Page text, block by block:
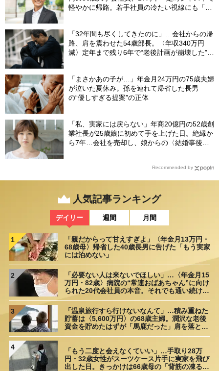
軽やかに帰路。若手社員の冷たい視線にも「だ
「32年間も尽くしてきたのに」…会社からの帰
路、肩を震わせた54歳部長。〈年収340万円
減〉定年まで残り6年で“老後計画が崩壊した”ワ
「まさかあの子が…」年金月24万円の75歳夫婦
が泣いた夏休み。孫を連れて帰省した長男
の“優しすぎる提案”の正体
「私、実家には戻らない」年商20億円の52歳創
業社長が25歳娘に初めて手を上げた日。絶縁か
ら7年…会社を売却し、娘からの〈結婚事後報
Recommended by
人気記事ランキング
デイリー 週間 月間
1
「親だからって甘えすぎよ」〈年金月13万円・
68歳母〉帰省した40歳長男に告げた「もう実家
には泊めない」
2
「必要ない人は来ないでほしい」…〈年金月15
万円・82歳〉病院の“常連おばあちゃん”に向け
られた20代会社員の本音。それでも通い続ける
3
「温泉旅行すら行けないなんて」…積み重ねた
貯蓄は〈5,600万円〉の68歳主婦。潤沢な老後
資金を貯めたはずが「馬鹿だった」肩を落とす
4
「もう二度と会えなくていい」…手取り28万
円・32歳女性がスーツケース片手に実家を飛び
出した日。きっかけは66歳母の「背筋の凍る一